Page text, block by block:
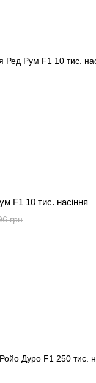
F1 10 тис. насіння
грн